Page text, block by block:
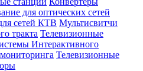
для оптических сетей
сетей КТВ Мультисвитчи
тракта Телевизионные
Интерактивного
Телевизионные